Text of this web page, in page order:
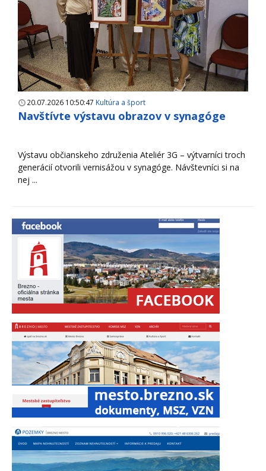
20.07.2026 10:50:47 Kultúra a šport
Navštívte výstavu obrazov v synagóge
Výstavu občianskeho združenia Ateliér 3G – výtvarníci troch
generácií otvorili vernisážou v synagóge. Návštevníci si na
nej ...